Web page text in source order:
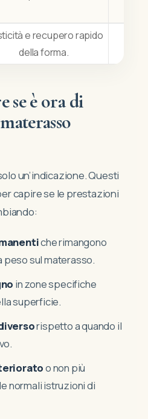
e recupero rapido
della forma.
se è ora di
un’indicazione. Questi
capire se le prestazioni
che rimangono
peso sul materasso.
in zone specifiche
superficie.
rispetto a quando il
o non più
normali istruzioni di